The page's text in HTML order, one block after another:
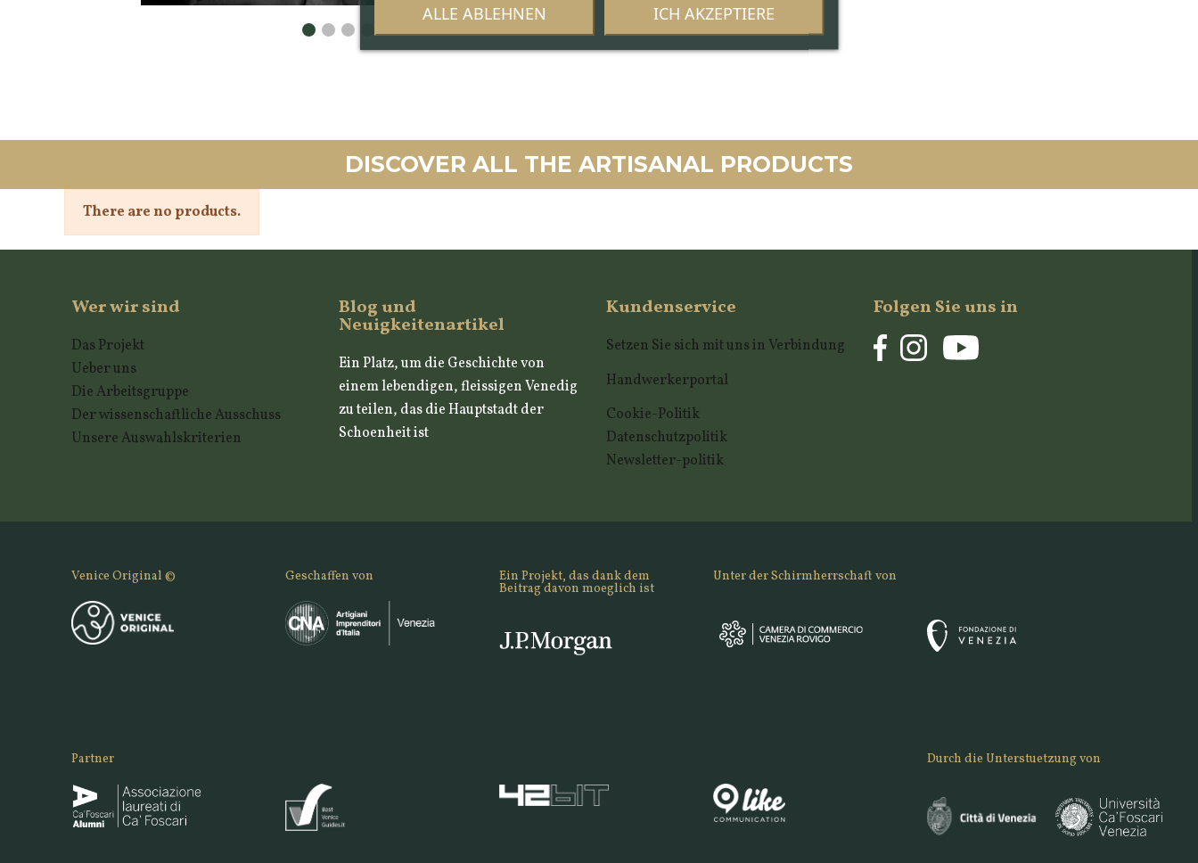
DISCOVER ALL THE ARTISANAL PRODUCTS
There are no products.
Wer wir sind
Das Projekt
Ueber uns
Die Arbeitsgruppe
Der wissenschaftliche Ausschuss
Unsere Auswahlskriterien
Blog und
Neuigkeitenartikel
Ein Platz, um die Geschichte von
einem lebendigen, fleissigen Venedig
zu teilen, das die Hauptstadt der
Schoenheit ist
Kundenservice
Setzen Sie sich mit uns in Verbindung
Handwerkerportal
Cookie-Politik
Datenschutzpolitik
Newsletter-politik
Folgen Sie uns in
Venice Original © Geschaffen von Ein Projekt, das dank dem
Beitrag davon moeglich ist
Unter der Schirmherrschaft von
Partner Durch die Unterstuetzung von
ALLE ABLEHNEN ICH AKZEPTIERE